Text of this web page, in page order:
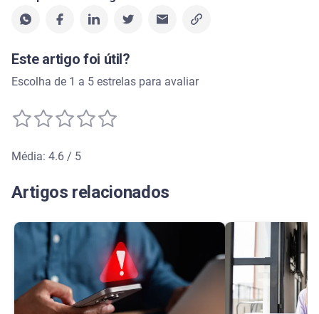
Este artigo foi útil?
Escolha de 1 a 5 estrelas para avaliar
Média: 4.6 / 5
Artigos relacionados